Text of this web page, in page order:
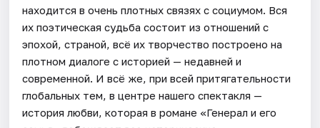
находится в очень плотных связях с социумом. Вся
их поэтическая судьба состоит из отношений с
эпохой, страной, всё их творчество построено на
плотном диалоге с историей — недавней и
современной. И всё же, при всей притягательности
глобальных тем, в центре нашего спектакля —
история любви, которая в романе «Генерал и его